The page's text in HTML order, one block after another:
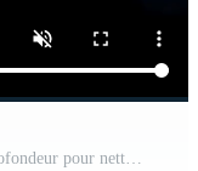
pur noir vide Contexte avec subtil pente profondeur pour nettoyer visuel isolement. abstrait concept Vidéo Gratuite